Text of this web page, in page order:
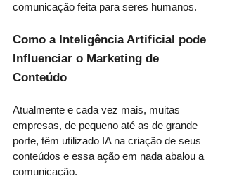
comunicação feita para seres humanos.
Como a Inteligência Artificial pode
Influenciar o Marketing de
Conteúdo
Atualmente e cada vez mais, muitas
empresas, de pequeno até as de grande
porte, têm utilizado IA na criação de seus
conteúdos e essa ação em nada abalou a
comunicação.